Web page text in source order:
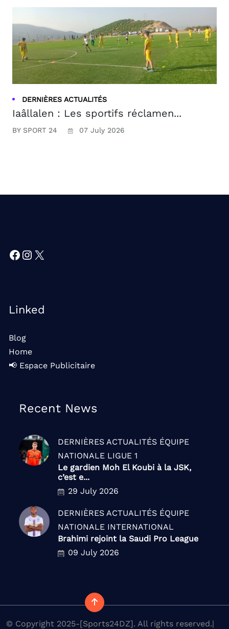
DERNIÈRES ACTUALITÉS
Iaâllalen : Les sportifs réclamen...
BY SPORT 24 07 July 2026
Facebook
Instagram
X
Linked
Blog
Home
📢 Espace Publicitaire
Recent News
DERNIÈRES ACTUALITÉS ÉQUIPE
NATIONALE LIGUE 1
Le gardien Moh El Koubi à la JSK,
c’est e...
29 July 2026
DERNIÈRES ACTUALITÉS ÉQUIPE
NATIONALE INTERNATIONAL
Brahimi rejoint la Saudi Pro League
09 July 2026
© Copyright 2025-[Sports24DZ]. All rights reserved.|